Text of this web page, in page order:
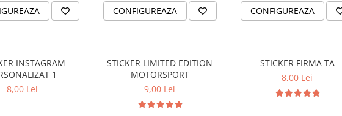
CONFIGUREAZA CONFIGUREAZA
INSTAGRAM
1
8,00 Lei
STICKER LIMITED EDITION
MOTORSPORT
9,00 Lei
STICKER FIRMA TA
8,00 Lei